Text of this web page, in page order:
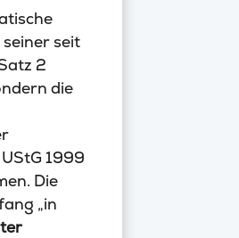
seit
2
die
1999
Die
„in